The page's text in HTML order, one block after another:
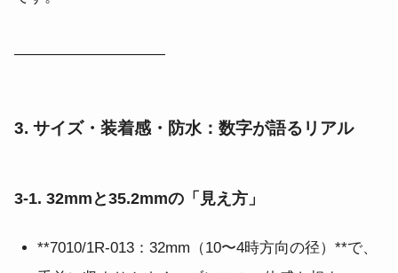
――――――――――
3. サイズ・装着感・防水：数字が語るリアル
3-1. 32mmと35.2mmの「見え方」
**7010/1R-013：32mm（10〜4時方向の径）**で、